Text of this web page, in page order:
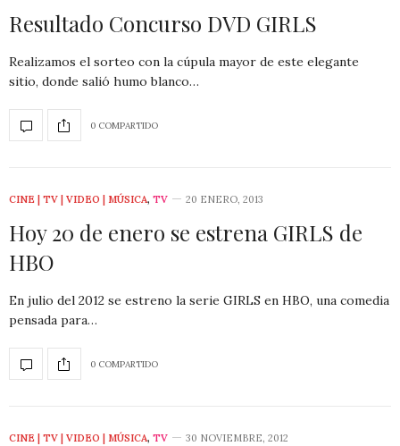
Resultado Concurso DVD GIRLS
Realizamos el sorteo con la cúpula mayor de este elegante
sitio, donde salió humo blanco…
0 COMPARTIDO
CINE | TV | VIDEO | MÚSICA, TV 20 ENERO, 2013
Hoy 20 de enero se estrena GIRLS de
HBO
En julio del 2012 se estreno la serie GIRLS en HBO, una comedia
pensada para…
0 COMPARTIDO
CINE | TV | VIDEO | MÚSICA, TV 30 NOVIEMBRE, 2012